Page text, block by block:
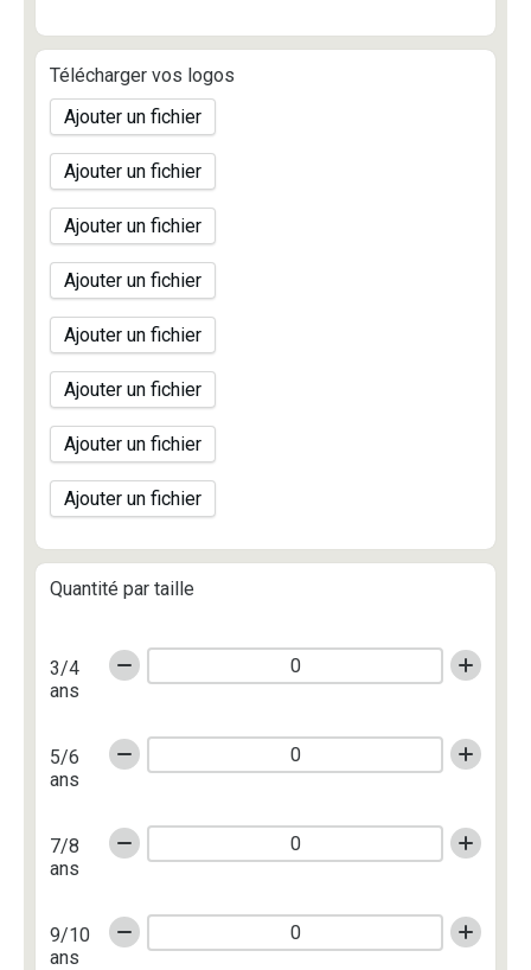
Télécharger vos logos
Ajouter un fichier
Ajouter un fichier
Ajouter un fichier
Ajouter un fichier
Ajouter un fichier
Ajouter un fichier
Ajouter un fichier
Ajouter un fichier
Quantité par taille
3/4
ans
5/6
ans
7/8
ans
9/10
ans